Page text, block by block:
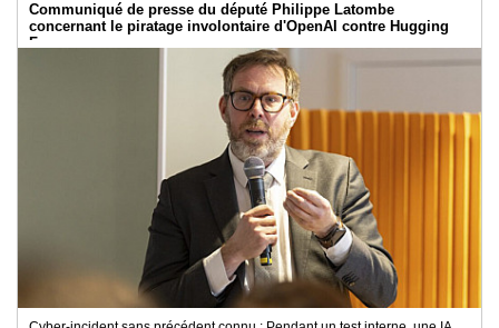
Communiqué de presse du député Philippe Latombe
concernant le piratage involontaire d'OpenAI contre Hugging
Face